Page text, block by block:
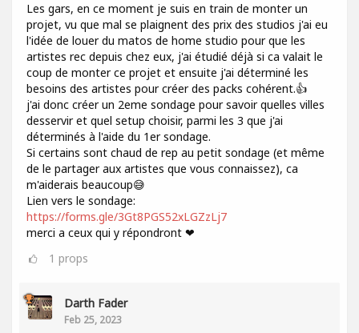
Les gars, en ce moment je suis en train de monter un
projet, vu que mal se plaignent des prix des studios j'ai eu
l'idée de louer du matos de home studio pour que les
artistes rec depuis chez eux, j'ai étudié déjà si ca valait le
coup de monter ce projet et ensuite j'ai déterminé les
besoins des artistes pour créer des packs cohérent.👍
j'ai donc créer un 2eme sondage pour savoir quelles villes
desservir et quel setup choisir, parmi les 3 que j'ai
déterminés à l'aide du 1er sondage.
Si certains sont chaud de rep au petit sondage (et même
de le partager aux artistes que vous connaissez), ca
m'aiderais beaucoup😅
Lien vers le sondage:
https://forms.gle/3Gt8PGS52xLGZzLj7
merci a ceux qui y répondront ❤
1 props
Darth Fader
Feb 25, 2023